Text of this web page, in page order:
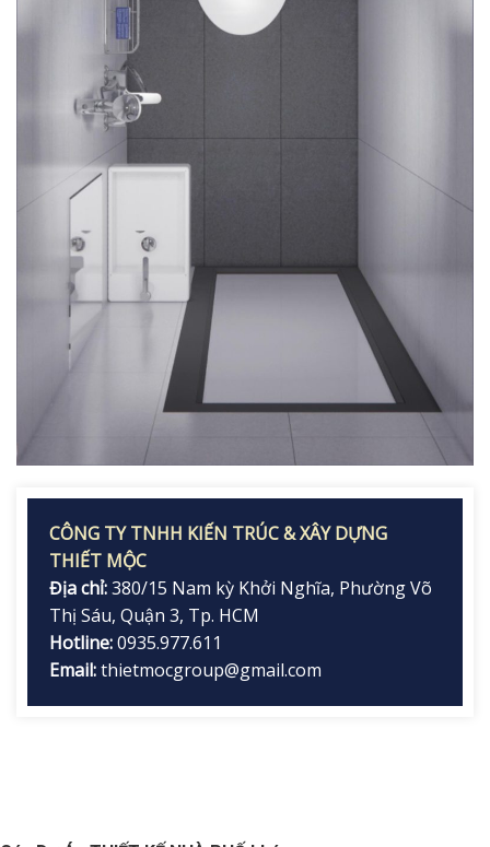
CÔNG TY TNHH KIẾN TRÚC & XÂY DỰNG
THIẾT MỘC
Địa chỉ:380/15 Nam kỳ Khởi Nghĩa, Phường Võ
Thị Sáu, Quận 3, Tp. HCM
Hotline:0935.977.611
Email:thietmocgroup@gmail.com